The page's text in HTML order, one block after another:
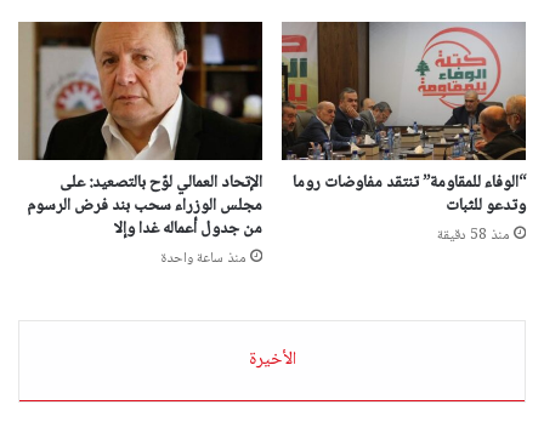
“الوفاء للمقاومة” تنتقد مفاوضات روما
وتدعو للثبات
منذ 58 دقيقة
الإتحاد العمالي لوّح بالتصعيد: على
مجلس الوزراء سحب بند فرض الرسوم
من جدول أعماله غدا وإلا
منذ ساعة واحدة
الأخيرة